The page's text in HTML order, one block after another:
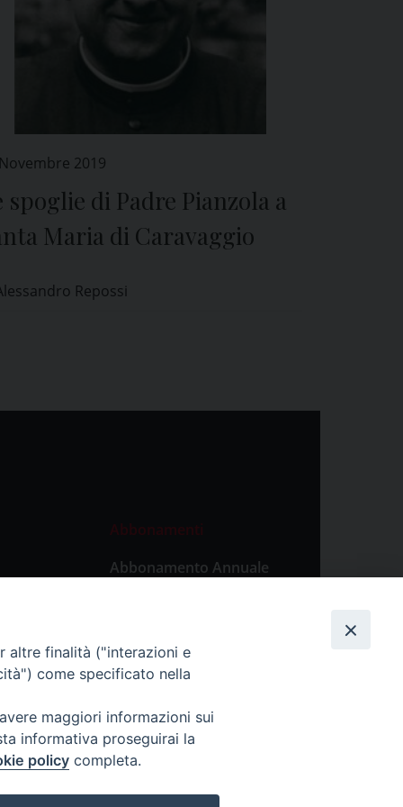
2019
spoglie di Padre Pianzola a
Maria di Caravaggio
Repossi
Abbonamenti
Abbonamento Annuale
Abbonamento Singola
altre finalità ("interazioni e
come specificato nella
maggiori informazioni sui
informativa proseguirai la
policy completa.